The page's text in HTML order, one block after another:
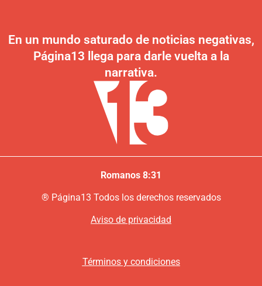
En un mundo saturado de noticias negativas,
Página13 llega para darle vuelta a la
narrativa.
Romanos 8:31
® Página13 Todos los derechos reservados
Aviso de privacidad
Términos y condiciones